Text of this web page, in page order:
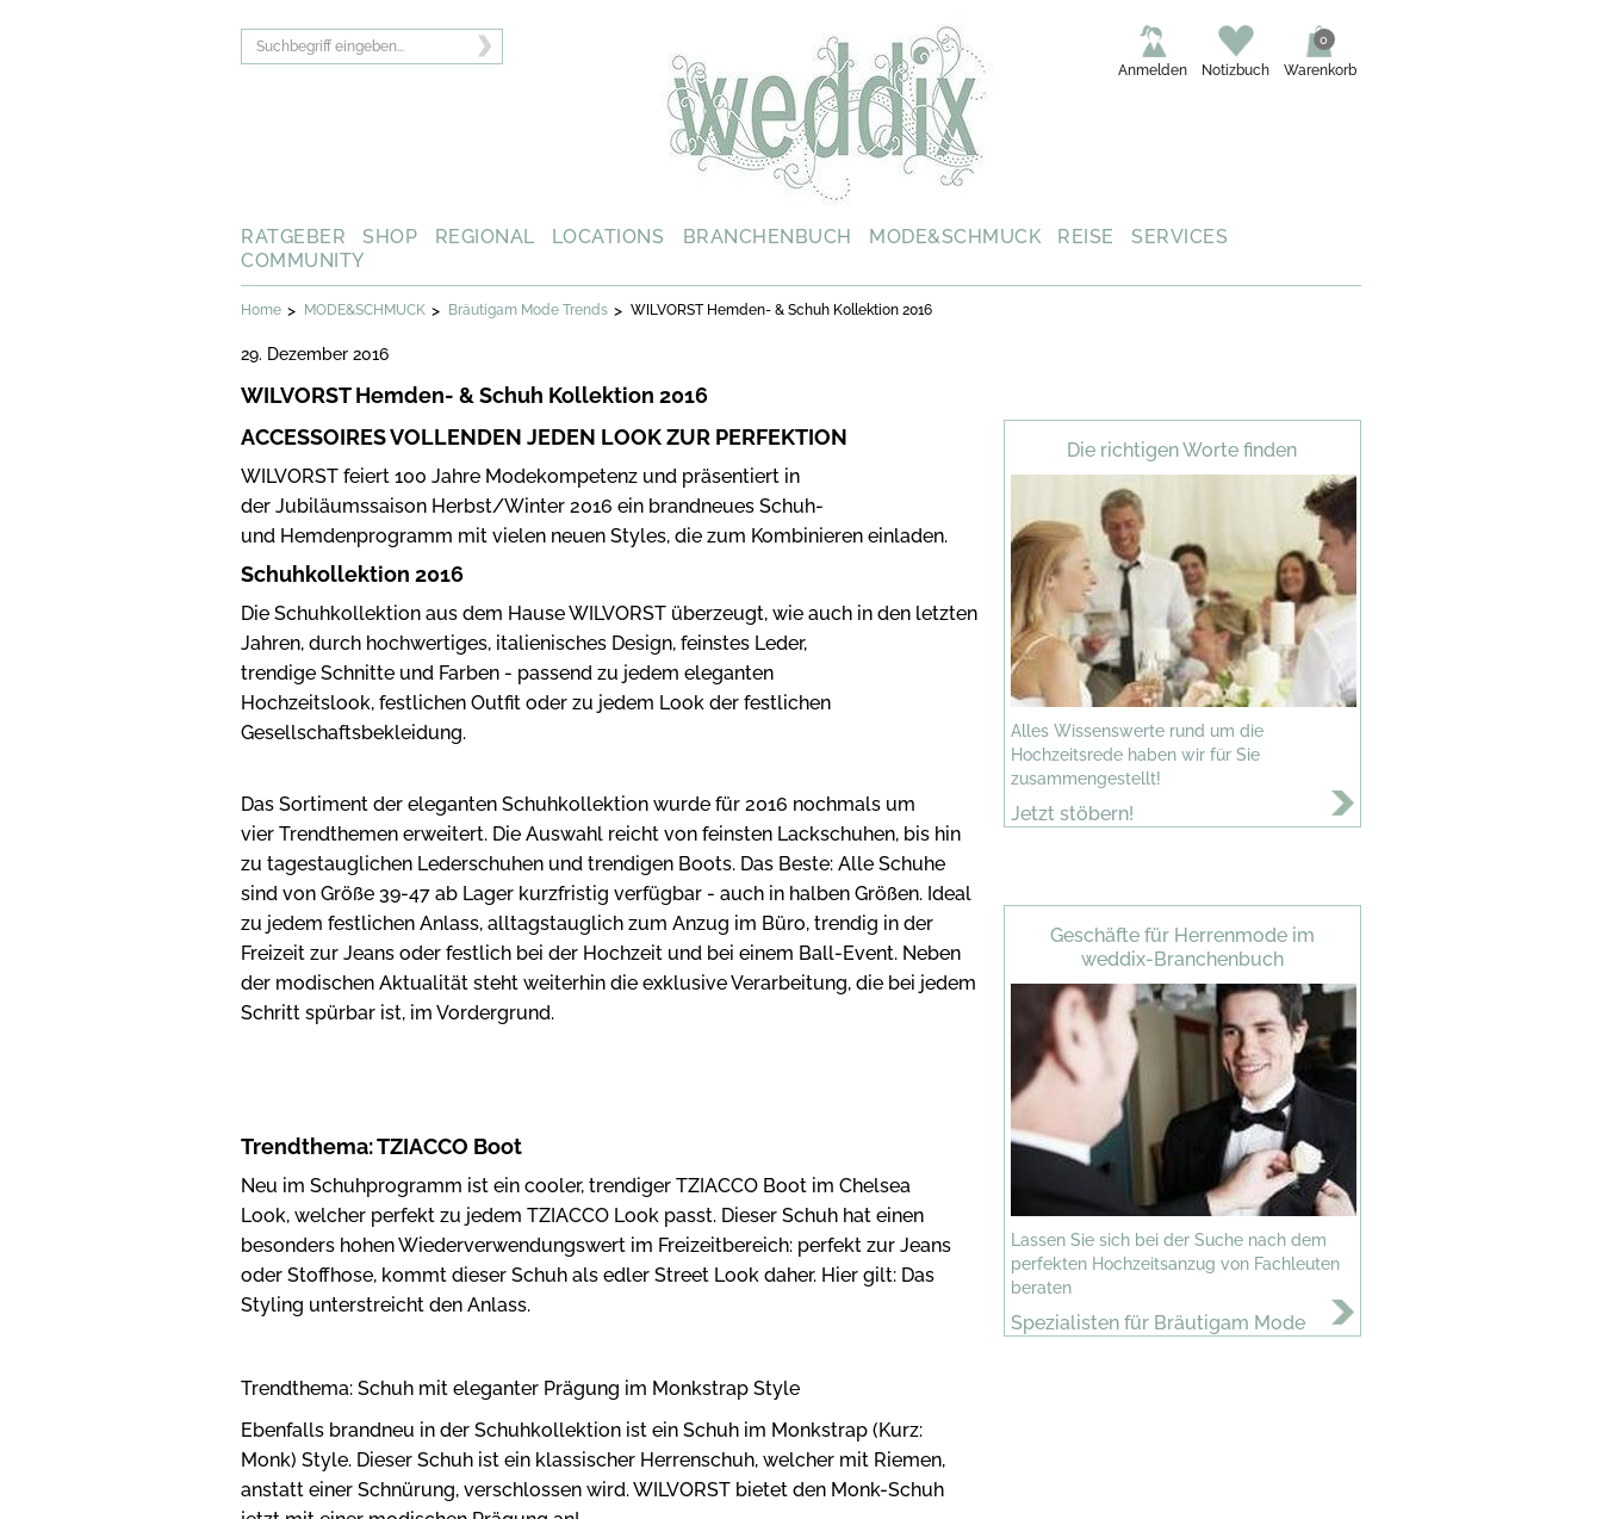
Warenkorb
0
Notizbuch
Anmelden
RATGEBER SHOP REGIONAL LOCATIONS BRANCHENBUCH MODE&SCHMUCK REISE
SERVICES
COMMUNITY
Home > MODE&SCHMUCK > Bräutigam Mode Trends > WILVORST Hemden- & Schuh Kollektion 2016
29. Dezember 2016
WILVORST Hemden- & Schuh Kollektion 2016
ACCESSOIRES VOLLENDEN JEDEN LOOK ZUR PERFEKTION
WILVORST feiert 100 Jahre Modekompetenz und präsentiert in
der Jubiläumssaison Herbst/Winter 2016 ein brandneues Schuh-
und Hemdenprogramm mit vielen neuen Styles, die zum Kombinieren einladen.
Schuhkollektion 2016
Die Schuhkollektion aus dem Hause WILVORST überzeugt, wie auch in den letzten
Jahren, durch hochwertiges, italienisches Design, feinstes Leder,
trendige Schnitte und Farben - passend zu jedem eleganten
Hochzeitslook, festlichen Outfit oder zu jedem Look der festlichen
Gesellschaftsbekleidung.
Das Sortiment der eleganten Schuhkollektion wurde für 2016 nochmals um
vier Trendthemen erweitert. Die Auswahl reicht von feinsten Lackschuhen, bis hin
zu tagestauglichen Lederschuhen und trendigen Boots. Das Beste: Alle Schuhe
sind von Größe 39-47 ab Lager kurzfristig verfügbar - auch in halben Größen. Ideal
zu jedem festlichen Anlass, alltagstauglich zum Anzug im Büro, trendig in der
Freizeit zur Jeans oder festlich bei der Hochzeit und bei einem Ball-Event. Neben
der modischen Aktualität steht weiterhin die exklusive Verarbeitung, die bei jedem
Schritt spürbar ist, im Vordergrund.
Trendthema: TZIACCO Boot
Neu im Schuhprogramm ist ein cooler, trendiger TZIACCO Boot im Chelsea
Look, welcher perfekt zu jedem TZIACCO Look passt. Dieser Schuh hat einen
besonders hohen Wiederverwendungswert im Freizeitbereich: perfekt zur Jeans
oder Stoffhose, kommt dieser Schuh als edler Street Look daher. Hier gilt: Das
Styling unterstreicht den Anlass.
Trendthema: Schuh mit eleganter Prägung im Monkstrap Style
Ebenfalls brandneu in der Schuhkollektion ist ein Schuh im Monkstrap (Kurz:
Monk) Style. Dieser Schuh ist ein klassischer Herrenschuh, welcher mit Riemen,
anstatt einer Schnürung, verschlossen wird. WILVORST bietet den Monk-Schuh
Die richtigen Worte finden
Alles Wissenswerte rund um die
Hochzeitsrede haben wir für Sie
zusammengestellt!
Jetzt stöbern!
Geschäfte für Herrenmode im
weddix-Branchenbuch
Lassen Sie sich bei der Suche nach dem
perfekten Hochzeitsanzug von Fachleuten
beraten
Spezialisten für Bräutigam Mode